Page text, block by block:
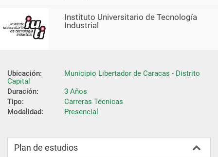
Instituto Universitario de Tecnología
Industrial
Ubicación:
Municipio Libertador de Caracas - Distrito
Capital
Duración:
3 Años
Tipo:
Carreras Técnicas
Modalidad:
Presencial
Plan de estudios